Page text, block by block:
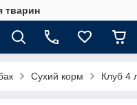
тварин
Сухий корм Клуб 4